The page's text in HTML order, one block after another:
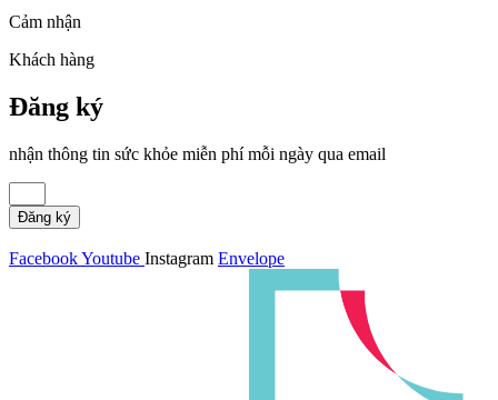
Cảm nhận
Khách hàng
Đăng ký
nhận thông tin sức khỏe miễn phí mỗi ngày qua email
Đăng ký
FacebookYoutube Instagram Envelope